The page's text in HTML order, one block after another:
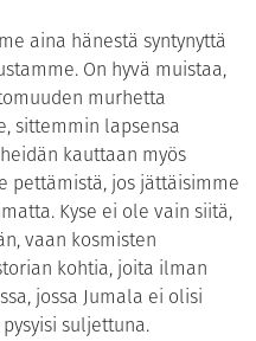
aina hänestä syntynyttä
On hyvä muistaa,
murhetta
sittemmin lapsensa
kauttaan myös
pettämistä, jos jättäisimme
Kyse ei ole vain siitä,
vaan kosmisten
kohtia, joita ilman
jossa Jumala ei olisi
suljettuna.